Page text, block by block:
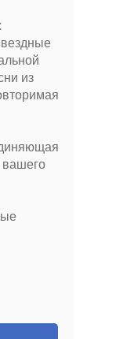
из
вашего